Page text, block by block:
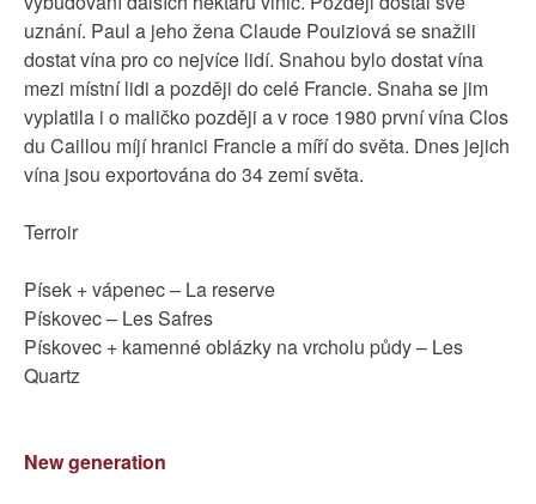
uznání. Paul a jeho žena Claude Pouiziová se snažili
dostat vína pro co nejvíce lidí. Snahou bylo dostat vína
mezi místní lidi a později do celé Francie. Snaha se jim
vyplatila i o maličko později a v roce 1980 první vína Clos
du Caillou míjí hranici Francie a míří do světa. Dnes jejich
vína jsou exportována do 34 zemí světa.
Terroir
Písek + vápenec – La reserve
Pískovec – Les Safres
Pískovec + kamenné oblázky na vrcholu půdy – Les
Quartz
New generation